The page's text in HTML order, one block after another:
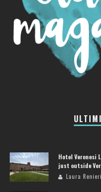
Hotel Veronesi
just outside
Laura Renieri